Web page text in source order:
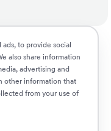
to provide social
also share information
advertising and
other information that
from your use of